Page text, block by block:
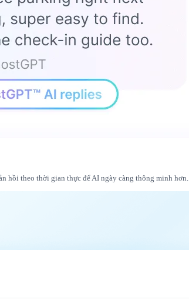
hồi theo thời gian thực để AI ngày càng thông minh hơn.